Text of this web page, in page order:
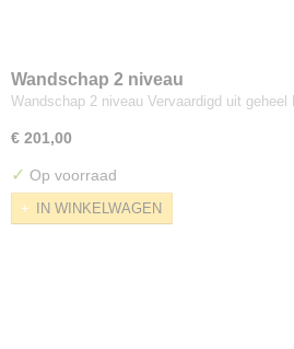
Wandschap 2 niveau
Wandschap 2 niveau Vervaardigd uit
€ 201,00
✓ Op voorraad
IN WINKELWAGEN